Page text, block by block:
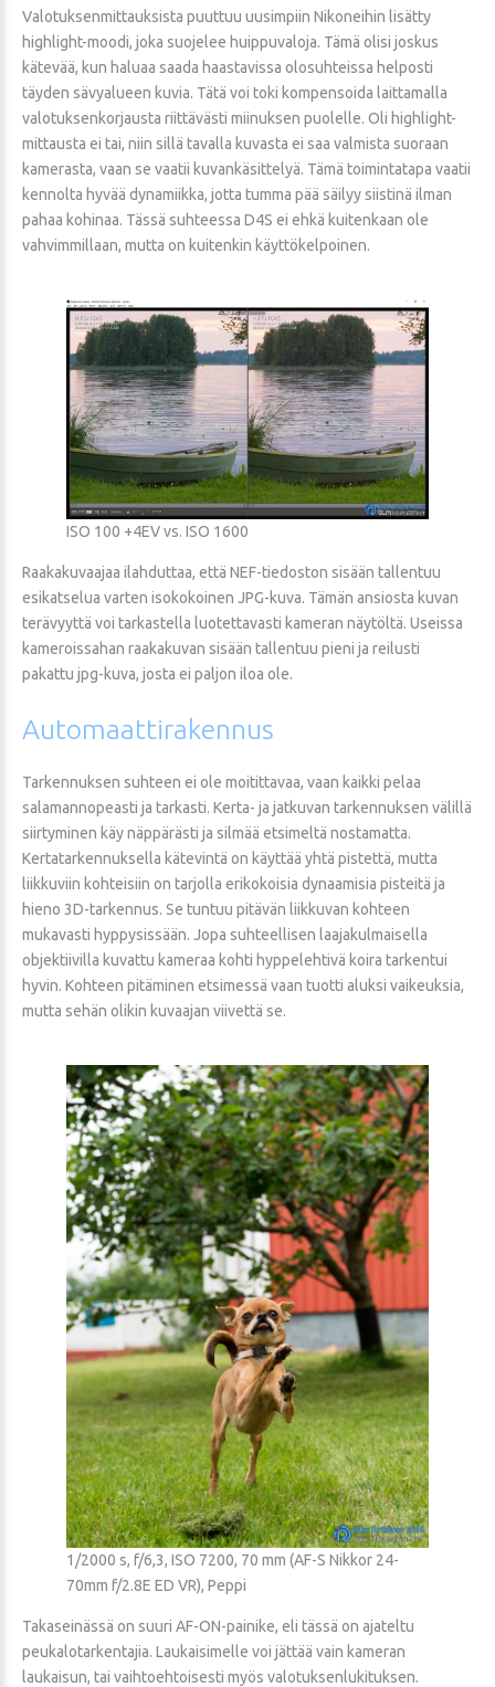
Valotuksenmittauksista puuttuu uusimpiin Nikoneihin lisätty
highlight-moodi, joka suojelee huippuvaloja. Tämä olisi joskus
kätevää, kun haluaa saada haastavissa olosuhteissa helposti
täyden sävyalueen kuvia. Tätä voi toki kompensoida laittamalla
valotuksenkorjausta riittävästi miinuksen puolelle. Oli highlight-
mittausta ei tai, niin sillä tavalla kuvasta ei saa valmista suoraan
kamerasta, vaan se vaatii kuvankäsittelyä. Tämä toimintatapa vaatii
kennolta hyvää dynamiikka, jotta tumma pää säilyy siistinä ilman
pahaa kohinaa. Tässä suhteessa D4S ei ehkä kuitenkaan ole
vahvimmillaan, mutta on kuitenkin käyttökelpoinen.
ISO 100 +4EV vs. ISO 1600
Raakakuvaajaa ilahduttaa, että NEF-tiedoston sisään tallentuu
esikatselua varten isokokoinen JPG-kuva. Tämän ansiosta kuvan
terävyyttä voi tarkastella luotettavasti kameran näytöltä. Useissa
kameroissahan raakakuvan sisään tallentuu pieni ja reilusti
pakattu jpg-kuva, josta ei paljon iloa ole.
Automaattirakennus
Tarkennuksen suhteen ei ole moitittavaa, vaan kaikki pelaa
salamannopeasti ja tarkasti. Kerta- ja jatkuvan tarkennuksen välillä
siirtyminen käy näppärästi ja silmää etsimeltä nostamatta.
Kertatarkennuksella kätevintä on käyttää yhtä pistettä, mutta
liikkuviin kohteisiin on tarjolla erikokoisia dynaamisia pisteitä ja
hieno 3D-tarkennus. Se tuntuu pitävän liikkuvan kohteen
mukavasti hyppysissään. Jopa suhteellisen laajakulmaisella
objektiivilla kuvattu kameraa kohti hyppelehtivä koira tarkentui
hyvin. Kohteen pitäminen etsimessä vaan tuotti aluksi vaikeuksia,
mutta sehän olikin kuvaajan viivettä se.
1/2000 s, f/6,3, ISO 7200, 70 mm (AF-S Nikkor 24-
70mm f/2.8E ED VR), Peppi
Takaseinässä on suuri AF-ON-painike, eli tässä on ajateltu
peukalotarkentajia. Laukaisimelle voi jättää vain kameran
laukaisun, tai vaihtoehtoisesti myös valotuksenlukituksen.